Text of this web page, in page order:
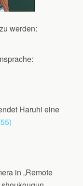
werden:
Haruhi eine
in „Remote